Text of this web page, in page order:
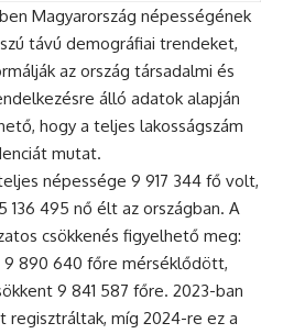
Magyarország népességének
távú demográfiai trendeket,
az ország társadalmi és
álló adatok alapján
hogy a teljes lakosságszám
mutat.
népessége 9 917 344 fő volt,
495 nő élt az országban. A
csökkenés figyelhető meg:
9 890 640 főre mérséklődött,
9 841 587 főre. 2023-ban
regisztráltak, míg 2024-re ez a